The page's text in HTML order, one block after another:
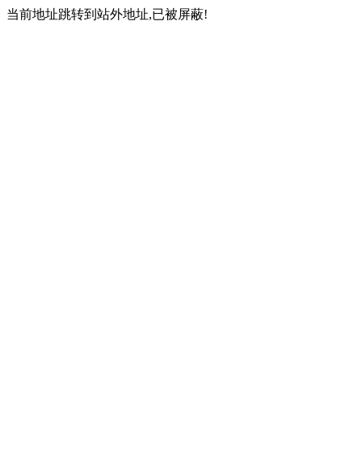
当前地址跳转到站外地址,已被屏蔽!